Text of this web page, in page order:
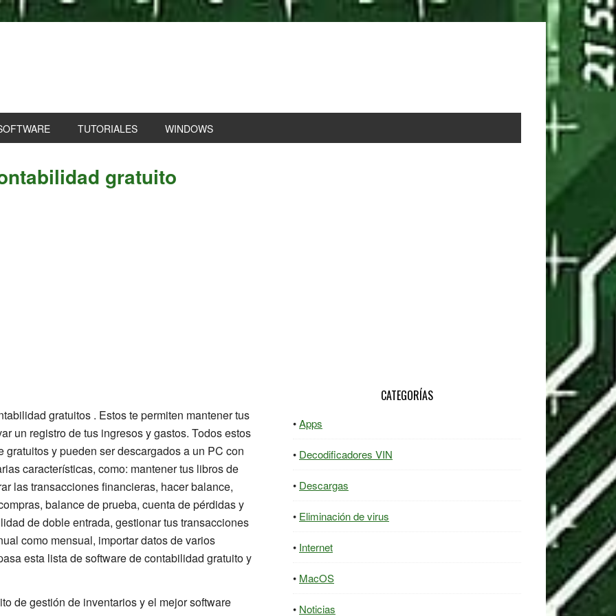
TUTORIALES WINDOWS
gratuito
gratuitos . Estos te permiten mantener tus
un registro de tus ingresos y gastos. Todos estos
y pueden ser descargados a un PC con
características, como: mantener tus libros de
las transacciones financieras, hacer balance,
balance de prueba, cuenta de pérdidas y
de doble entrada, gestionar tus transacciones
como mensual, importar datos de varios
esta lista de software de contabilidad gratuito y
de gestión de inventarios y el mejor software
CATEGORÍAS
Apps
Decodificadores VIN
Descargas
Eliminación de virus
Internet
MacOS
Noticias